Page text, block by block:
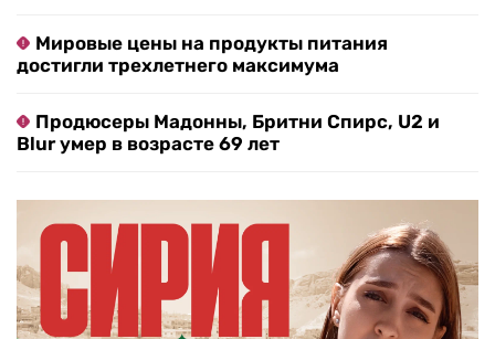
Мировые цены на продукты питания
достигли трехлетнего максимума
Продюсеры Мадонны, Бритни Спирс, U2 и
Blur умер в возрасте 69 лет